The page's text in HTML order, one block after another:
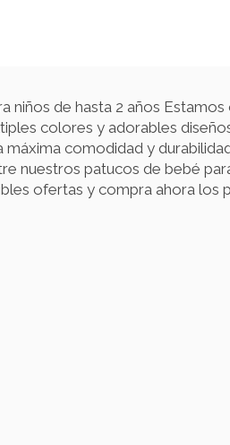
niños de hasta 2 años
colores y adorables
comodidad y
nuestros patucos de bebé
ofertas y compra ahora los